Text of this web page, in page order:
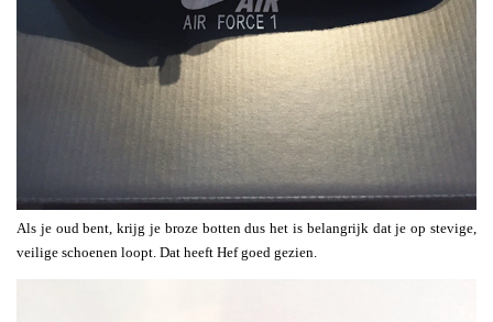
Als je oud bent, krijg je broze botten dus het is belangrijk dat je op stevige,
veilige schoenen loopt. Dat heeft Hef goed gezien.